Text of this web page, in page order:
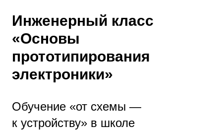
Инженерный класс
«Основы
прототипирования
электроники»
Обучение «от схемы —
к устройству» в школе